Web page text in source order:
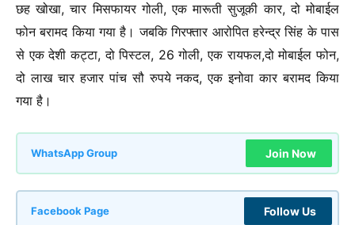
छह खोखा, चार मिसफायर गोली, एक मारूती सुजूकी कार, दो मोबाईल
फोन बरामद किया गया है। जबकि गिरफ्तार आरोपित हरेन्द्र सिंह के पास
से एक देशी कट्टा, दो पिस्टल, 26 गोली, एक रायफल,दो मोबाईल फोन,
दो लाख चार हजार पांच सौ रुपये नकद, एक इनोवा कार बरामद किया
गया है।
WhatsApp Group Join Now
Facebook Page Follow Us